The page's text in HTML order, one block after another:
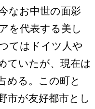
なお中世の面影
を代表する美し
てはドイツ人や
ていたが、現在は
める。この町と
市が友好都市とし